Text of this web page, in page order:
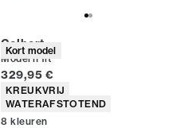
Kort model
Colbert
Modern fit
Huidige prijs
329,95 €
Producteigenschappen
KREUKVRIJ
WATERAFSTOTEND
8 kleuren